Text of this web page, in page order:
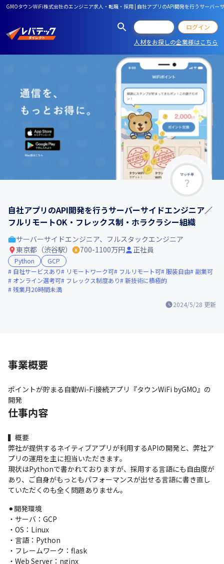
GMOタウンWiFi株式会社のエンジニア求人・転職・採用 | 自社アプリのAPI開発を行うサーバ
ログイン
人材をお探しの企業様はこちら
マッチ率
自社アプリのAPI開発を行うサーバーサイドエンジニア／
フルリモートOK・フレックス制・ホラクラシー組織
2024/5/28 更新
サーバーサイドエンジニア、フルスタックエンジニア
東京都（渋谷駅）
700-1100万円 正社員
Python
GCP
自社サービスあり
リモートワーク可 フルリモート可 服装自由
副業可
オンライン選考可
フレックス制度あり
新技術に積極的
残業月20時間未満
事業概要
ポイントが貯まる自動Wi-Fi接続アプリ『タウンWiFi byGMO』の
開発
仕事内容
▍概要
弊社が提供するネイティブアプリが利用するAPIの開発と、弊社ア
プリの運用を主に担当いただきます。
現状はPythonで書かれておりますが、採用する言語にも自由度が
あり、ご自身がもっともパフォーマンスが出せる言語に書き直し
ていただくのも全く問題ありません。
⚫︎開発環境
・サーバ：GCP
・OS：Linux
・言語：Python
・フレームワーク：flask
・Web Server：nginx